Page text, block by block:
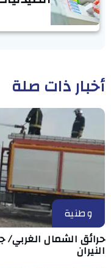
أخبار ذات صلة
وطنية
حرائق الشمال
النيران